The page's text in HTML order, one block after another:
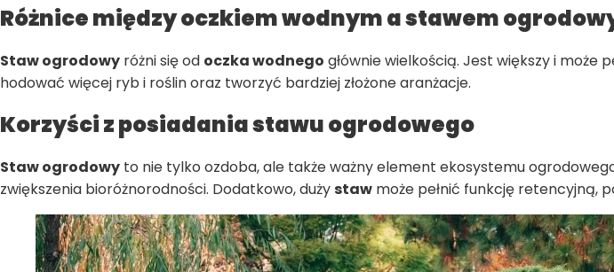
Różnice między oczkiem wodnym a stawem
Staw ogrodowy różni się od oczka wodnego głównie wielkością. Jest większy i może
hodować więcej ryb i roślin oraz tworzyć bardziej złożone aranżacje.
Korzyści z posiadania stawu ogrodowego
Staw ogrodowy to nie tylko ozdoba, ale także ważny element ekosystemu
zwiększenia bioróżnorodności. Dodatkowo, duży staw może pełnić funkcję retencyjną,